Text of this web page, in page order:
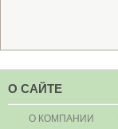
О САЙТЕ
О КОМПАНИИ